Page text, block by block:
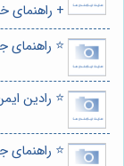
+ راهنمای
⭐️
⭐️ رادین
⭐️ راهنمای